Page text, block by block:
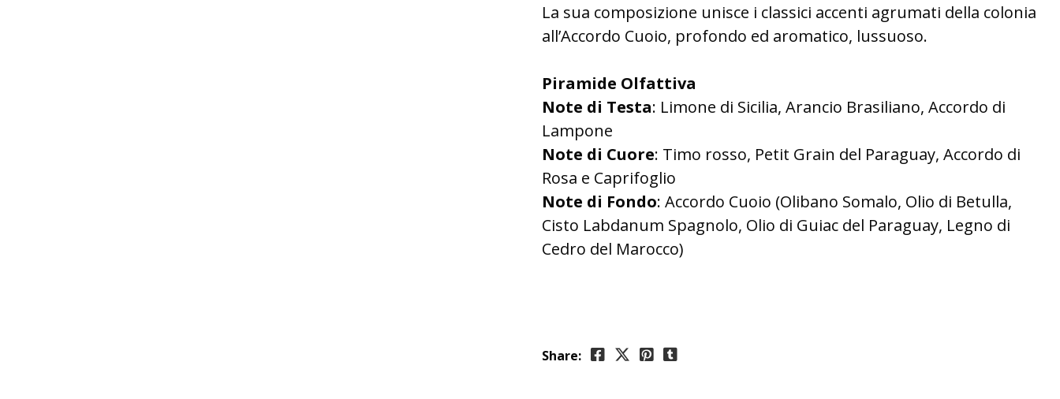
La sua composizione unisce i classici accenti agrumati della colonia
all’Accordo Cuoio, profondo ed aromatico, lussuoso.
Piramide Olfattiva
Note di Testa: Limone di Sicilia, Arancio Brasiliano, Accordo di
Lampone
Note di Cuore: Timo rosso, Petit Grain del Paraguay, Accordo di
Rosa e Caprifoglio
Note di Fondo: Accordo Cuoio (Olibano Somalo, Olio di Betulla,
Cisto Labdanum Spagnolo, Olio di Guiac del Paraguay, Legno di
Cedro del Marocco)
Share: